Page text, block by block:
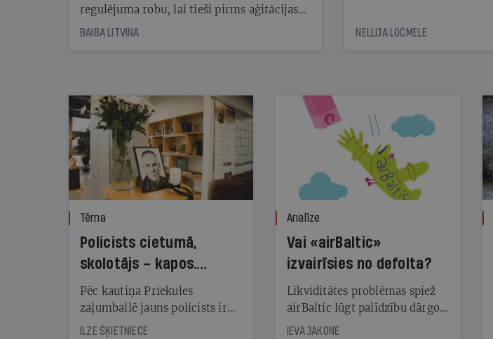
regulējuma robu, lai tieši pirms aģitācijas
starta izreklamētos par summu, kas
BAIBA LITVINA NELLIJA LOČMELE
Tēma
Policists cietumā,
skolotājs – kapos.
Reibuma cena Priekulē
Pēc kautiņa Priekules
zaļumballē jauns policists ir
nonācis cietumā, bet
ILZE ŠĶIETNIECE
Analīze
Vai «airBaltic»
izvairīsies no defolta?
Likviditātes problēmas spiež
airBaltic lūgt palīdzību dārgo
obligāciju turētājiem, taču
IEVA JAKONE